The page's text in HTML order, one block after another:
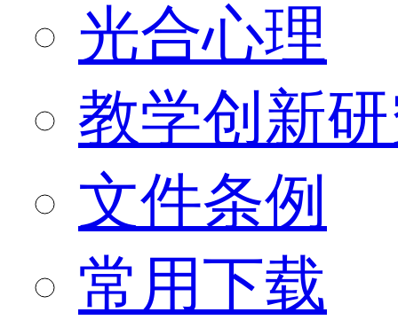
光合心理
教学创新
文件条例
常用下载